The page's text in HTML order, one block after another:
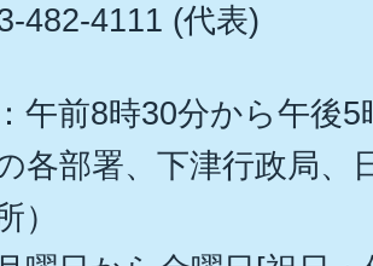
482-4111 (代表)
午前8時30分から午後5
各部署、下津行政局
）